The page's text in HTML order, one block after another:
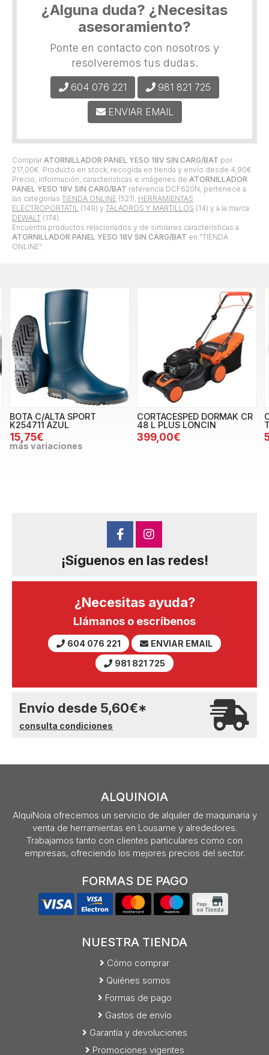
Comprar ATORNILLADOR PANEL YESO 18V SIN CARG/BAT por
217,00€ . Producto en stock, recogida en tienda y envío desde 4,90€
Precio, información, características e imágenes de ATORNILLADOR
PANEL YESO 18V SIN CARG/BAT referencia DCF620N, pertenece a
las categorías TIENDA ONLINE (521), HERRAMIENTAS
ELECTROPORTÁTIL (149) y TALADROS Y MARTILLOS (14) y a la marca
DEWALT (174).
Encuentra productos relacionados y de similares características a
ATORNILLADOR PANEL YESO 18V SIN CARG/BAT en "TIENDA
ONLINE".
¿Alguna duda? ¿Necesitas
asesoramiento?
Ponte en contacto con nosotros y
resolveremos tus dudas.
604 076 221 981 821 725
ENVIAR EMAIL
BOTA C/ALTA SPORT
K254711 AZUL
15,75€
más variaciones
CORTACESPED DORMAK CR
48 L PLUS LONCIN
399,00€
¡Síguenos en las redes!
¿Necesitas ayuda?
Llámanos o escríbenos
604 076 221
ENVIAR EMAIL
981 821 725
Envío desde 5,60€*
consulta condiciones
ALQUINOIA
AlquiNoia ofrecemos un servicio de alquiler de maquinaria y
venta de herramientas en Lousame y alrededores.
Trabajamos tanto con clientes particulares como con
empresas, ofreciendo los mejores precios del sector.
FORMAS DE PAGO
NUESTRA TIENDA
Cómo comprar
Quiénes somos
Formas de pago
Gastos de envío
Garantía y devoluciones
Promociones vigentes